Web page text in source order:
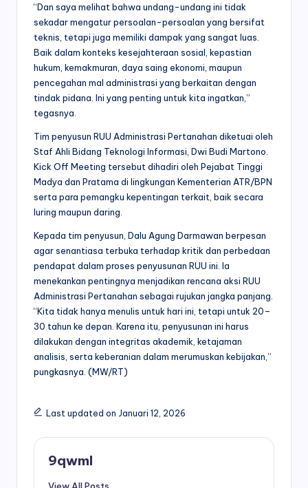
“Dan saya melihat bahwa undang-undang ini tidak
sekadar mengatur persoalan-persoalan yang bersifat
teknis, tetapi juga memiliki dampak yang sangat luas.
Baik dalam konteks kesejahteraan sosial, kepastian
hukum, kemakmuran, daya saing ekonomi, maupun
pencegahan mal administrasi yang berkaitan dengan
tindak pidana. Ini yang penting untuk kita ingatkan,”
tegasnya.
Tim penyusun RUU Administrasi Pertanahan diketuai oleh
Staf Ahli Bidang Teknologi Informasi, Dwi Budi Martono.
Kick Off Meeting tersebut dihadiri oleh Pejabat Tinggi
Madya dan Pratama di lingkungan Kementerian ATR/BPN
serta para pemangku kepentingan terkait, baik secara
luring maupun daring.
Kepada tim penyusun, Dalu Agung Darmawan berpesan
agar senantiasa terbuka terhadap kritik dan perbedaan
pendapat dalam proses penyusunan RUU ini. Ia
menekankan pentingnya menjadikan rencana aksi RUU
Administrasi Pertanahan sebagai rujukan jangka panjang.
“Kita tidak hanya menulis untuk hari ini, tetapi untuk 20–
30 tahun ke depan. Karena itu, penyusunan ini harus
dilakukan dengan integritas akademik, ketajaman
analisis, serta keberanian dalam merumuskan kebijakan,”
pungkasnya. (MW/RT)
Last updated on Januari 12, 2026
9qwml
View All Posts